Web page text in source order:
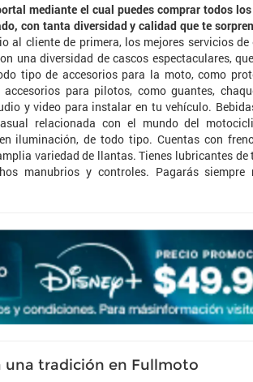
mediante el cual puedes comprar todos
con tanta diversidad y calidad que te
al cliente de primera, los mejores servicios
una diversidad de cascos espectaculares,
tipo de accesorios para la moto, como
para pilotos, como guantes,
y video para instalar en tu vehículo.
relacionada con el mundo del
iluminación, de todo tipo. Cuentas con
variedad de llantas. Tienes lubricantes
manubrios y controles. Pagarás siempre
una tradición en Fullmoto